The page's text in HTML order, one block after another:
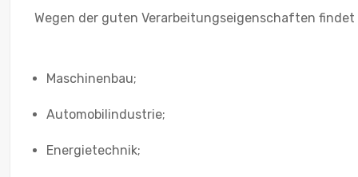
Wegen der guten Verarbeitungseigenschaften
Maschinenbau;
Automobilindustrie;
Energietechnik;